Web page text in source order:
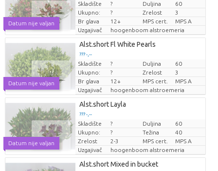
Datum nije valjan
Cijena po komadu
Skladište ? Duljina
60
Ukupno:
? Zrelost
3
Br glava
12+ MPS cert.
MPS A
Uzgajivač
hoogenboom alstroemeria
Datum nije valjan
Alst.short Fl White Pearls
??? -,--
Cijena po komadu
Skladište ? Duljina
60
Ukupno:
? Zrelost
3
Br glava
12+ MPS cert.
MPS A
Uzgajivač
hoogenboom alstroemeria
Datum nije valjan
Alst.short Layla
??? -,--
Cijena po komadu
Skladište ? Duljina
60
Ukupno:
? Težina
40
Zrelost
2-3 MPS cert.
MPS A
Uzgajivač
hoogenboom alstroemeria
Alst.short Mixed in bucket